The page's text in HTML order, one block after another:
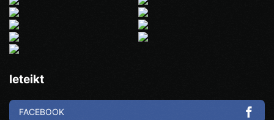
Ieteikt
FACEBOOK